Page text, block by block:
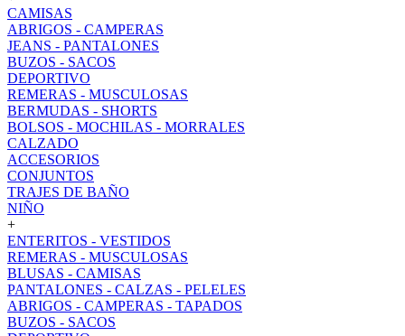
CAMISAS
ABRIGOS - CAMPERAS
JEANS - PANTALONES
BUZOS - SACOS
DEPORTIVO
REMERAS - MUSCULOSAS
BERMUDAS - SHORTS
BOLSOS - MOCHILAS - MORRALES
CALZADO
ACCESORIOS
CONJUNTOS
TRAJES DE BAÑO
NIÑO
+
ENTERITOS - VESTIDOS
REMERAS - MUSCULOSAS
BLUSAS - CAMISAS
PANTALONES - CALZAS - PELELES
ABRIGOS - CAMPERAS - TAPADOS
BUZOS - SACOS